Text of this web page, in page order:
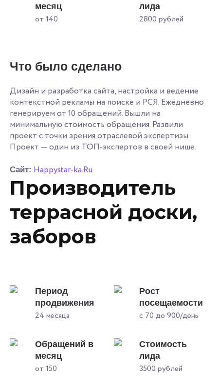
месяц
от 140
лида
2800 рублей
Что было сделано
Дизайн и разработка сайта, настройка и ведение
контекстной рекламы на поиске и РСЯ. Ежедневно
генерируем от 10 обращений. Вышли на
минимальную стоимость обращения. Развили
проект с точки зрения отраслевой экспертизы.
Проект — один из ТОП-экспертов в своей нише.
Сайт: Happystar-ka.Ru
Производитель
террасной доски,
заборов
Период
продвижения
24 месяца
Рост
посещаемости
с 70 до 900/день
Обращений в
месяц
от 150
Стоимость
лида
3500 рублей